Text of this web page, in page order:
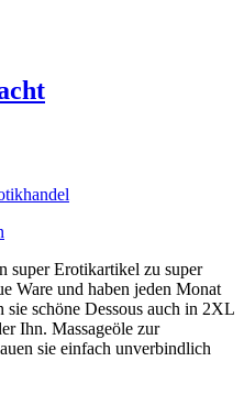
super Erotikartikel zu super
Ware und haben jeden Monat
sie schöne Dessous auch in 2XL
Ihn. Massageöle zur
sie einfach unverbindlich